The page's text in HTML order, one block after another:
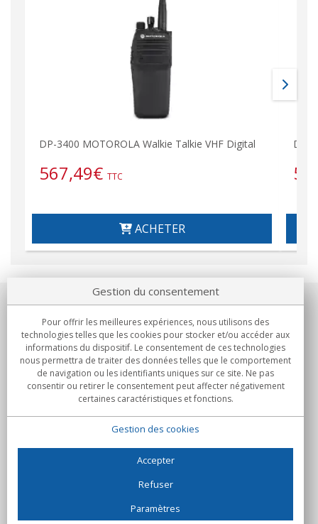
DP-3400 MOTOROLA Walkie Talkie VHF Digital
567,49€ TTC
ACHETER
DP-
Notre société
Engagements
Achats
C/Flassaders, 13, Nave 6, 08130 Santa Perpètua de Mogoda
Gestion du consentement
Pour offrir les meilleures expériences, nous utilisons des
technologies telles que les cookies pour stocker et/ou accéder aux
informations du dispositif. Le consentement de ces technologies
nous permettra de traiter des données telles que le comportement
de navigation ou les identifiants uniques sur ce site. Ne pas
consentir ou retirer le consentement peut affecter négativement
certaines caractéristiques et fonctions.
Gestion des cookies
Accepter
Refuser
Paramètres